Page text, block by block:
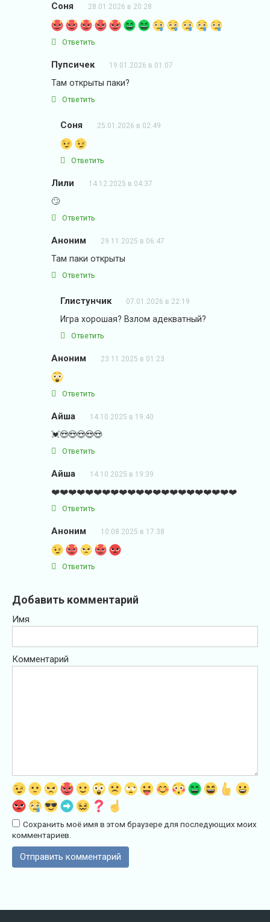
Соня 28.01.2026 в 20:28
Ответить
Пупсичек 19.01.2026 в 01:07
Там открыты паки?
Ответить
Соня 25.01.2026 в 02:49
Ответить
Лили 14.12.2025 в 04:37
🙄
Ответить
Аноним 29.11.2025 в 06:47
Там паки открыты
Ответить
Глистунчик 07.01.2026 в 22:19
Игра хорошая? Взлом адекватный?
Ответить
Аноним 23.11.2025 в 01:23
Ответить
Айша 14.10.2025 в 19:40
💓😍😍😍😍😍
Ответить
Айша 14.10.2025 в 19:39
❤️❤️❤️❤️❤️❤️❤️❤️❤️❤️❤️❤️❤️❤️❤️❤️❤️❤️❤️❤️❤️❤️
Ответить
Аноним 10.08.2025 в 17:38
Ответить
Добавить комментарий
Имя
Комментарий
Сохранить моё имя в этом браузере для последующих моих
комментариев.